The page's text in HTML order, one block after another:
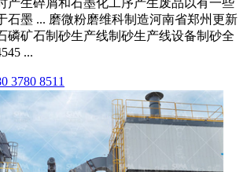
石墨 ... 磨微粉磨维科制造河南省郑州更新
磷矿石制砂生产线制砂生产线设备制砂全
...
3780 8511